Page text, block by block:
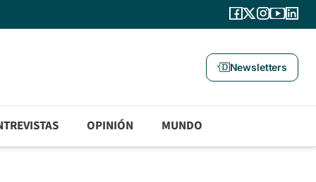
Newsletters
OPINIÓN MUNDO